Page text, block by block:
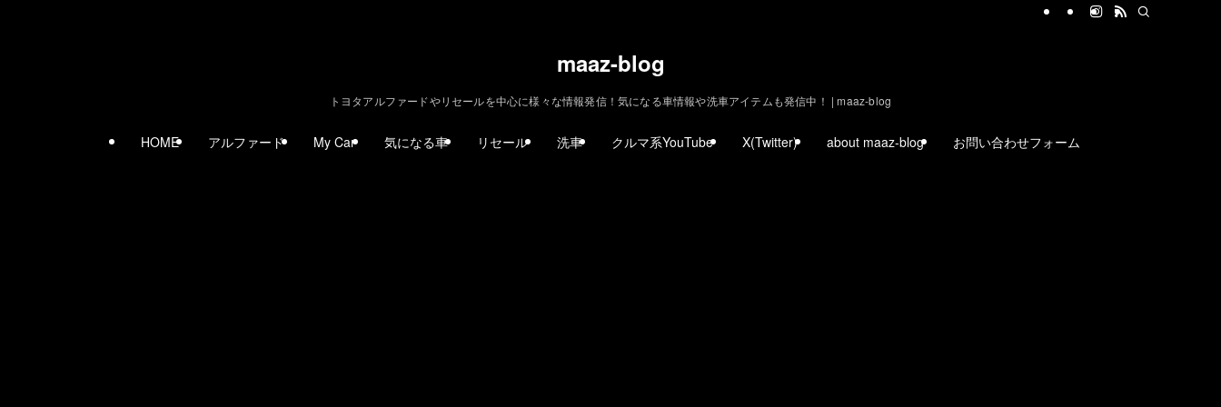
maaz-blog
トヨタアルファードやリセールを中心に様々な情報発信！気になる車情報や洗車アイテムも発信中！ | maaz-blog
HOME アルファード My Car 気になる車 リセール 洗車 クルマ系YouTube X(Twitter) about maaz-blog お問い合わせフォーム